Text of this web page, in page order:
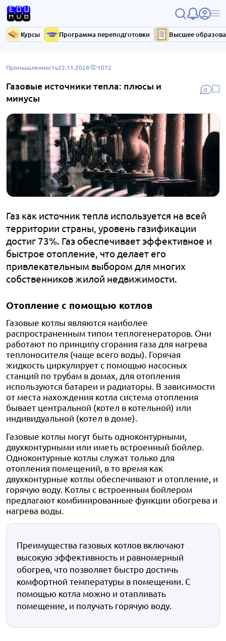
Курсы Программа переподготовки Высшее
0
Промышленность22.11.2024 1072
Газовые источники тепла: плюсы и
минусы
Газ как источник тепла используется на всей
территории страны, уровень газификации
достиг 73%. Газ обеспечивает эффективное и
быстрое отопление, что делает его
привлекательным выбором для многих
собственников жилой недвижимости.
Отопление с помощью котлов
Газовые котлы являются наиболее
распространенным типом теплогенераторов. Они
работают по принципу сгорания газа для нагрева
теплоносителя (чаще всего воды). Горячая
жидкость циркулирует с помощью насосных
станций по трубам в домах, для отопления
используются батареи и радиаторы. В зависимости
от места нахождения котла система отопления
бывает центральной (котел в котельной) или
индивидуальной (котел в доме).
Газовые котлы могут быть одноконтурными,
двухконтурными или иметь встроенный бойлер.
Одноконтурные котлы служат только для
отопления помещений, в то время как
двухконтурные котлы обеспечивают и отопление, и
горячую воду. Котлы с встроенным бойлером
предлагают комбинированные функции обогрева и
нагрева воды.
Преимущества газовых котлов включают
высокую эффективность и равномерный
обогрев, что позволяет быстро достичь
комфортной температуры в помещении. С
помощью котла можно и отапливать
помещение, и получать горячую воду.